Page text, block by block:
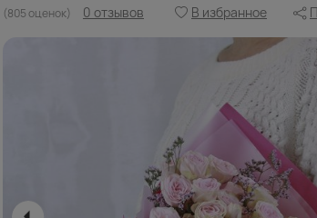
(805 оценок) 0 отзывов В избранное